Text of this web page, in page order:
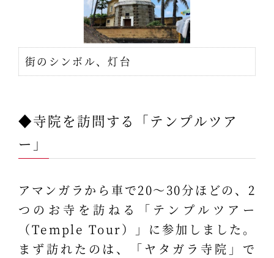
街のシンボル、灯台
◆寺院を訪問する「テンプルツア
ー」
アマンガラから車で20～30分ほどの、2
つのお寺を訪ねる「テンプルツアー
（Temple Tour）」に参加しました。
まず訪れたのは、「ヤタガラ寺院」で